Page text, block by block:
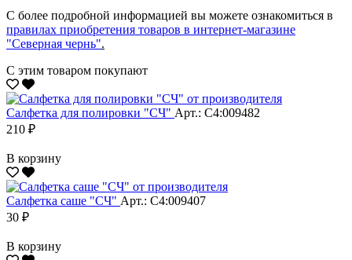
С более подробной информацией вы можете ознакомиться в
правилах приобретения товаров в интернет-магазине
"Северная чернь".
С этим товаром покупают
Салфетка для полировки "CЧ" Арт.: С4:009482
210 ₽
В корзину
Салфетка саше "CЧ" Арт.: С4:009407
30 ₽
В корзину